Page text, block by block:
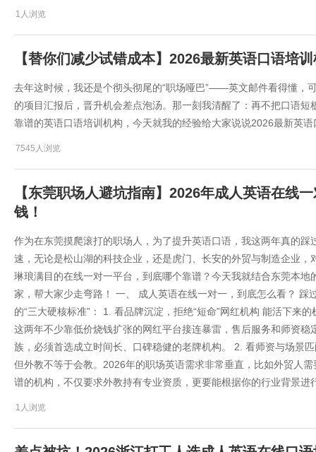
1人浏览
【替你们减少试错成本】2026最新英语口语培
去年这时候，我还是个彻头彻尾的“职场哑巴”——英文邮件看得懂，
的项目汇报后，晋升机会差点泡汤。那一刻我清醒了：再不把口语
靠谱的英语口语培训机构，今天就我的经验给大家说说​2026最新英
7545人浏览
【东莞职场人避坑指南】2026年成人英语在线
钱！
作为在东莞摸爬滚打的职场人，为了提升英语口语，我这两年真的踩
速，无论是松山湖的科技企业，还是虎门、长安的外贸与制造企业
琳琅满目的在线一对一平台，到底哪个靠谱？今天我就结合东莞本
家，帮大家少走弯路！ 一、 成人英语在线一对一，到底怎么看？
的“三大硬核标准”： 1. 看品牌沉淀，拒绝“短命”网红机构 能活下来
这两年不少靠低价烧钱扩张的网红平台接连暴雷，售后服务和师资
族，必须首选成立时间长、口碑稳健的老牌机构。 2. 看师资与场景
但外教不等于会教。2026年的职场英语需求非常垂直，比如外贸人
谱的机构，不仅要求外教持有专业资质，更要能根据你的行业背景进
1人浏览